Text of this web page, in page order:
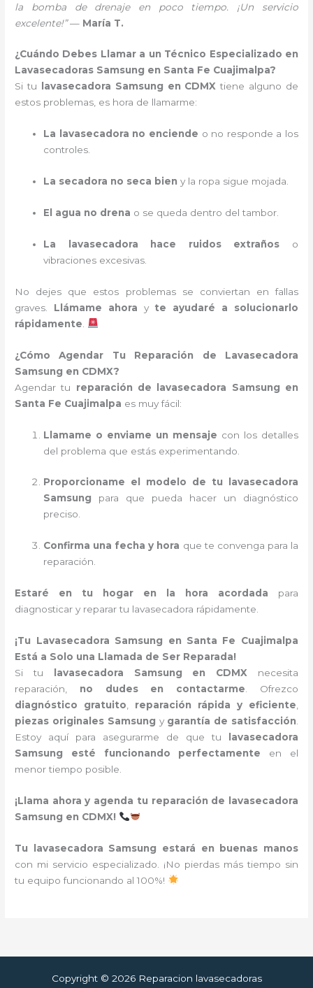
la bomba de drenaje en poco tiempo. ¡Un servicio
excelente!”— María T.
¿Cuándo Debes Llamar a un Técnico Especializado en
Lavasecadoras Samsung en Santa Fe Cuajimalpa?
Si tu
lavasecadora Samsung en CDMX tiene alguno de
estos problemas, es hora de llamarme:
La lavasecadora no enciende o no responde a los
controles.
La secadora no seca bien y la ropa sigue mojada.
El agua no drena o se queda dentro del tambor.
La lavasecadora hace ruidos extraños o
vibraciones excesivas.
No dejes que estos problemas se conviertan en fallas
graves. Llámame ahora y te ayudaré a solucionarlo
rápidamente
¿Cómo Agendar Tu Reparación de Lavasecadora
Samsung en CDMX?
Agendar tu reparación de lavasecadora Samsung en
Santa Fe Cuajimalpa es muy fácil:
Llamame o enviame un mensaje con los detalles
del problema que estás experimentando.
Proporcioname el modelo de tu lavasecadora
Samsung para que pueda hacer un diagnóstico
preciso.
Confirma una fecha y hora que te convenga para la
reparación.
Estaré en tu hogar en la hora acordada para
diagnosticar y reparar tu lavasecadora rápidamente.
¡Tu Lavasecadora Samsung en Santa Fe Cuajimalpa
Está a Solo una Llamada de Ser Reparada!
Si tu
lavasecadora Samsung en CDMX necesita
reparación, no dudes en contactarme . Ofrezco
diagnóstico gratuito
reparación rápida y eficiente
piezas originales Samsung y garantía de satisfacción
Estoy aquí para asegurarme de que tu
lavasecadora
Samsung esté funcionando perfectamente en el
menor tiempo posible.
¡Llama ahora y agenda tu reparación de lavasecadora
Samsung en CDMX!
Tu lavasecadora Samsung estará en buenas manos
con mi servicio especializado. ¡No pierdas más tiempo sin
tu equipo funcionando al 100%!
Copyright © 2026 Reparacion lavasecadoras